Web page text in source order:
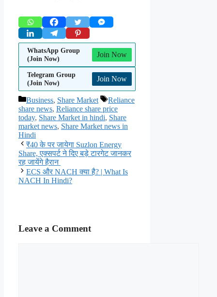
WhatsApp Group
(Join Now)
Join Now
Telegram Group
(Join Now)
Join Now
Categories
Business, Share Market Tags
Reliance
share news, Reliance share price
today, Share Market in hindi, Share
market news, Share Market news in
Hindi
₹40 के पर जायेगा Suzlon Energy
Share, एक्सपर्ट ने दिए बड़े टारगेट जानकर
रह जायेंगे हैरान
ECS और NACH क्या है? | What Is
NACH In Hindi?
Leave a Comment